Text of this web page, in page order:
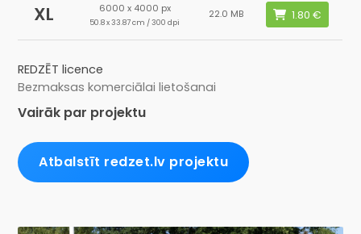
XL 6000 x 4000 px
50.8 x 33.87 cm / 300 dpi
22.0 MB
REDZĒT licence
Bezmaksas komerciālai lietošanai
Vairāk par projektu
Atbalstīt redzet.lv projektu